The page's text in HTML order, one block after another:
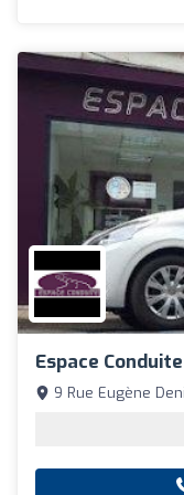
Espace Conduite
9 Rue Eugène